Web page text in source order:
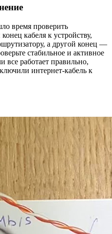
время проверить
кабеля к устройству,
а другой конец —
стабильное и активное
все работает правильно,
интернет-кабель к